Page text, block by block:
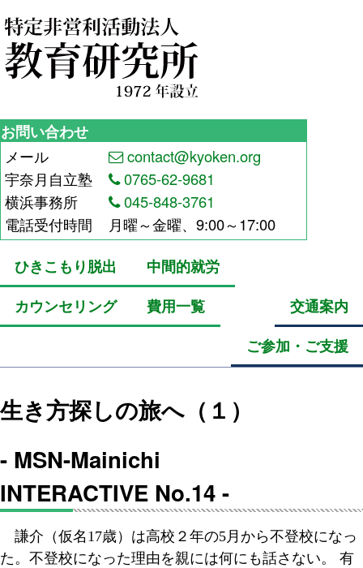
お問い合わせ
メール
contact@kyoken.org
宇奈月自立塾
0765-62-9681
横浜事務所
045-848-3761
電話受付時間
月曜～金曜、9:00～17:00
ひきこもり脱出
中間的就労
カウンセリング
費用一覧
交通案内
ご参加・ご支援
生き方探しの旅へ（１）
- MSN-Mainichi
INTERACTIVE No.14 -
謙介（仮名17歳）は高校２年の5月から不登校になっ
た。不登校になった理由を親には何にも話さない。 有